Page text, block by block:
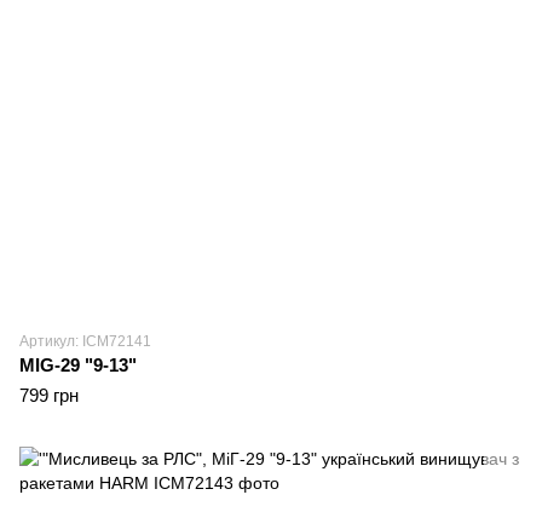
Артикул: ICM72141
MIG-29 "9-13"
799 грн